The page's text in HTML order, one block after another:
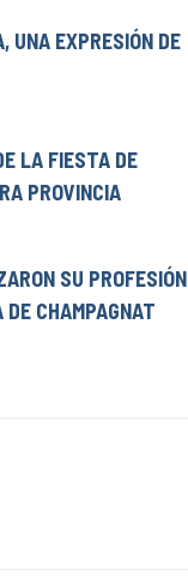
UNA EXPRESIÓN DE
LA FIESTA DE
PROVINCIA
SU PROFESIÓN
CHAMPAGNAT